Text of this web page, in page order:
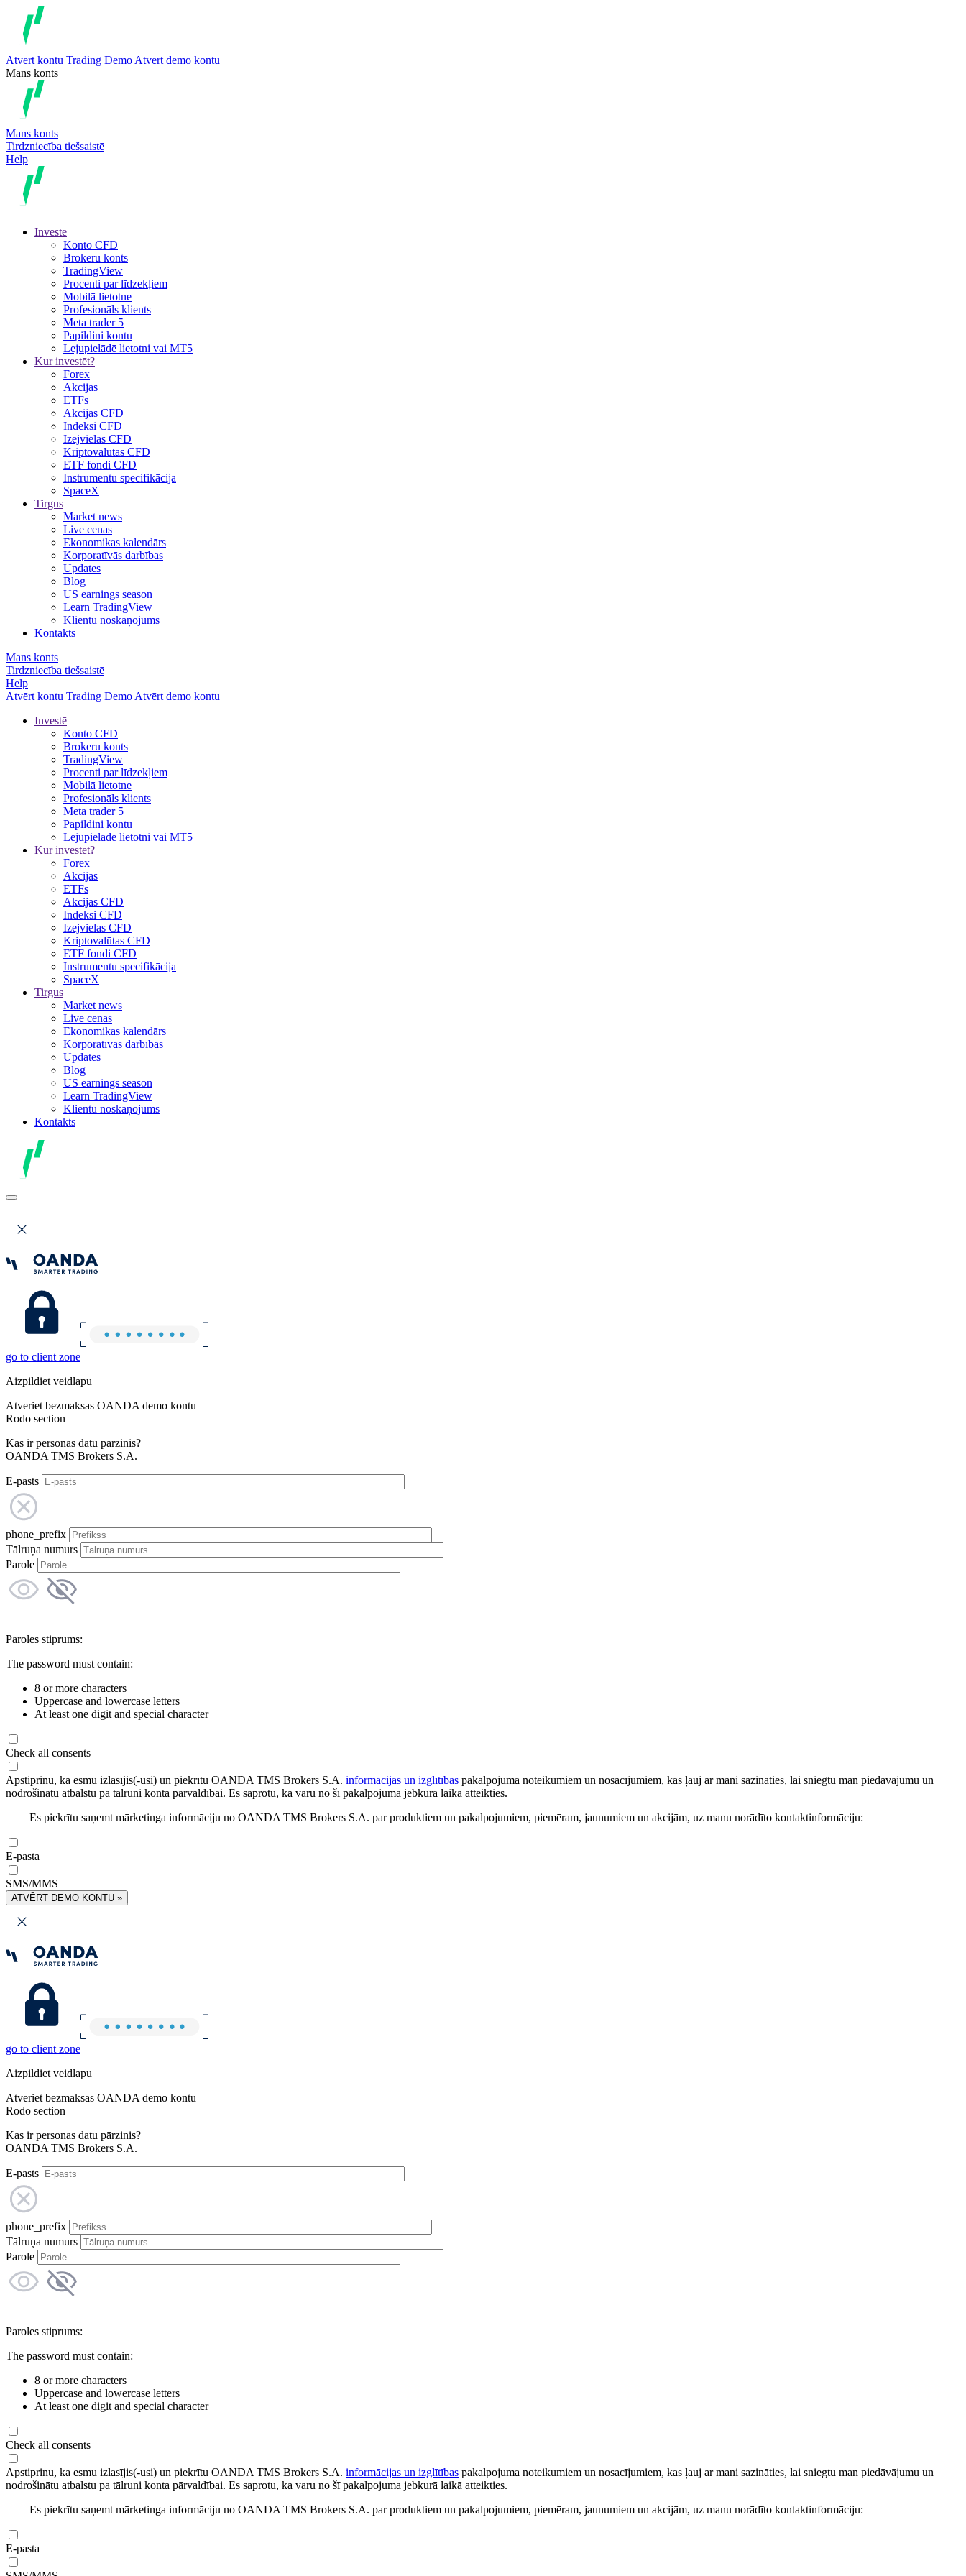
Atvērt kontu Trading Demo Atvērt demo kontu
Mans konts
Mans konts
Tirdzniecība tiešsaistē
Help
Investē
Konto CFD
Brokeru konts
TradingView
Procenti par līdzekļiem
Mobilā lietotne
Profesionāls klients
Meta trader 5
Papildini kontu
Lejupielādē lietotni vai MT5
Kur investēt?
Forex
Akcijas
ETFs
Akcijas CFD
Indeksi CFD
Izejvielas CFD
Kriptovalūtas CFD
ETF fondi CFD
Instrumentu specifikācija
SpaceX
Tirgus
Market news
Live cenas
Ekonomikas kalendārs
Korporatīvās darbības
Updates
Blog
US earnings season
Learn TradingView
Klientu noskaņojums
Kontakts
Mans konts
Tirdzniecība tiešsaistē
Help
Atvērt kontu Trading Demo Atvērt demo kontu
Investē
Konto CFD
Brokeru konts
TradingView
Procenti par līdzekļiem
Mobilā lietotne
Profesionāls klients
Meta trader 5
Papildini kontu
Lejupielādē lietotni vai MT5
Kur investēt?
Forex
Akcijas
ETFs
Akcijas CFD
Indeksi CFD
Izejvielas CFD
Kriptovalūtas CFD
ETF fondi CFD
Instrumentu specifikācija
SpaceX
Tirgus
Market news
Live cenas
Ekonomikas kalendārs
Korporatīvās darbības
Updates
Blog
US earnings season
Learn TradingView
Klientu noskaņojums
Kontakts
go to client zone
Aizpildiet veidlapu
Atveriet bezmaksas OANDA demo kontu
Rodo section
Kas ir personas datu pārzinis?
OANDA TMS Brokers S.A.
E-pasts
phone_prefix
Tālruņa numurs
Parole
Paroles stiprums:
The password must contain:
8 or more characters
Uppercase and lowercase letters
At least one digit and special character
Check all consents
Apstiprinu, ka esmu izlasījis(-usi) un piekrītu OANDA TMS Brokers S.A. informācijas un izglītības pakalpojuma noteikumiem un nosacījumiem, kas ļauj ar mani sazināties, lai sniegtu man piedāvājumu un
nodrošinātu atbalstu pa tālruni konta pārvaldībai. Es saprotu, ka varu no šī pakalpojuma jebkurā laikā atteikties.
Es piekrītu saņemt mārketinga informāciju no OANDA TMS Brokers S.A. par produktiem un pakalpojumiem, piemēram, jaunumiem un akcijām, uz manu norādīto kontaktinformāciju:
E-pasta
SMS/MMS
ATVĒRT DEMO KONTU »
go to client zone
Aizpildiet veidlapu
Atveriet bezmaksas OANDA demo kontu
Rodo section
Kas ir personas datu pārzinis?
OANDA TMS Brokers S.A.
E-pasts
phone_prefix
Tālruņa numurs
Parole
Paroles stiprums:
The password must contain:
8 or more characters
Uppercase and lowercase letters
At least one digit and special character
Check all consents
Apstiprinu, ka esmu izlasījis(-usi) un piekrītu OANDA TMS Brokers S.A. informācijas un izglītības pakalpojuma noteikumiem un nosacījumiem, kas ļauj ar mani sazināties, lai sniegtu man piedāvājumu un
nodrošinātu atbalstu pa tālruni konta pārvaldībai. Es saprotu, ka varu no šī pakalpojuma jebkurā laikā atteikties.
Es piekrītu saņemt mārketinga informāciju no OANDA TMS Brokers S.A. par produktiem un pakalpojumiem, piemēram, jaunumiem un akcijām, uz manu norādīto kontaktinformāciju:
E-pasta